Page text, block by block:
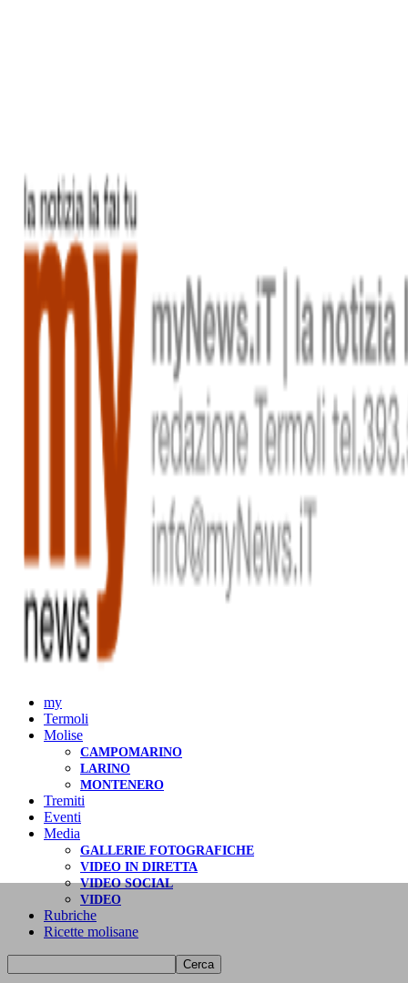
my
Termoli
Molise
CAMPOMARINO
LARINO
MONTENERO
Tremiti
Eventi
Media
GALLERIE FOTOGRAFICHE
VIDEO IN DIRETTA
VIDEO SOCIAL
VIDEO
Rubriche
Ricette molisane